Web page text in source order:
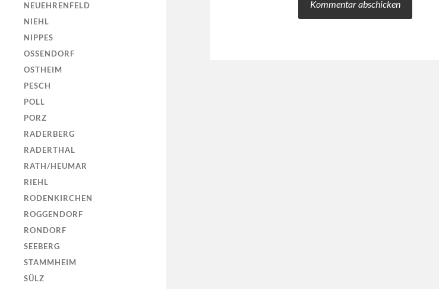
NEUEHRENFELD
NIEHL
NIPPES
OSSENDORF
OSTHEIM
PESCH
POLL
PORZ
RADERBERG
RADERTHAL
RATH/HEUMAR
RIEHL
RODENKIRCHEN
ROGGENDORF
RONDORF
SEEBERG
STAMMHEIM
SÜLZ